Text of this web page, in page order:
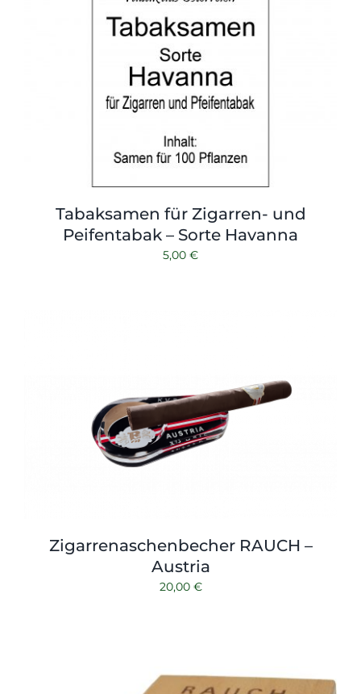
Tabaksamen für Zigarren- und
Peifentabak – Sorte Havanna
5,00 €
Zigarrenaschenbecher RAUCH –
Austria
20,00 €